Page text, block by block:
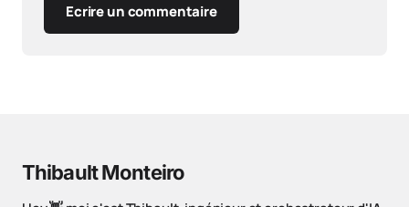
Ecrire un commentaire
Thibault Monteiro